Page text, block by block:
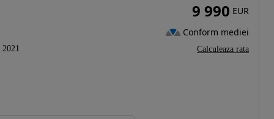
2021
9 990 EUR
Conform mediei
Calculeaza rata